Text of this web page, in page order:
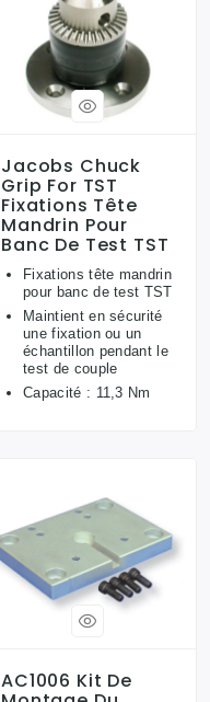
Jacobs Chuck
Grip For TST
Fixations Tête
Mandrin Pour
Banc De Test TST
Fixations tête mandrin
pour banc de test TST
Maintient en sécurité
une fixation ou un
échantillon pendant le
test de couple
Capacité : 11,3 Nm
AC1006 Kit De